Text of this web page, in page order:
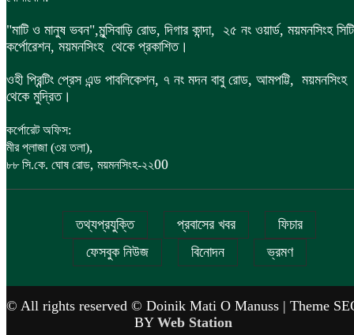
"মাটি ও মানুষ ভবন",মুন্সিবাড়ি রোড, দিগার কান্দা, ২৫ নং ওয়ার্ড, ময়মনসিংহ সিটি
কর্পোরেশন, ময়মনসিংহ থেকে প্রকাশিত।
ওহী প্রিন্টিং প্রেস এন্ড পাবলিকেশন, ৭ নং মদন বাবু রোড, আমপট্টি, ময়মনসিংহ
থেকে মুদ্রিত।
কর্পোরেট অফিস:
মীর প্লাজা (৩য় তলা),
৮৮ সি.কে. ঘোষ রোড, ময়মনসিংহ-২২00
তথ্যপ্রযুক্তি প্রবাসের খবর
ফিচার
ফেসবুক নিউজ
বিনোদন ভ্রমণ
© All rights reserved © Doinik Mati O Manuss | Theme
BY Web Station